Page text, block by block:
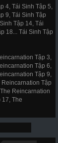
4, Tái Sinh Tập 5,
9, Tái Sinh Tập
Tập 14, Tái
18... Tái Sinh Tập
Tập 3,
Tập 6,
Tập 9,
Tập
Reincarnation
The